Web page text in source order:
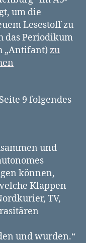
Neubrandenburg“
von
1993
um die
Lesestoff zu
das Periodikum
„Antifant)zu
9 folgendes
und
können,
Klappen
TV,
und wurden.“